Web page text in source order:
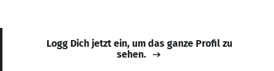
Logg Dich jetzt ein, um das ganze Profil zu
sehen.